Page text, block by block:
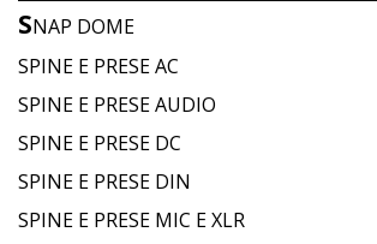
SNAP DOME
SPINE E PRESE AC
SPINE E PRESE AUDIO
SPINE E PRESE DC
SPINE E PRESE DIN
SPINE E PRESE MIC E XLR